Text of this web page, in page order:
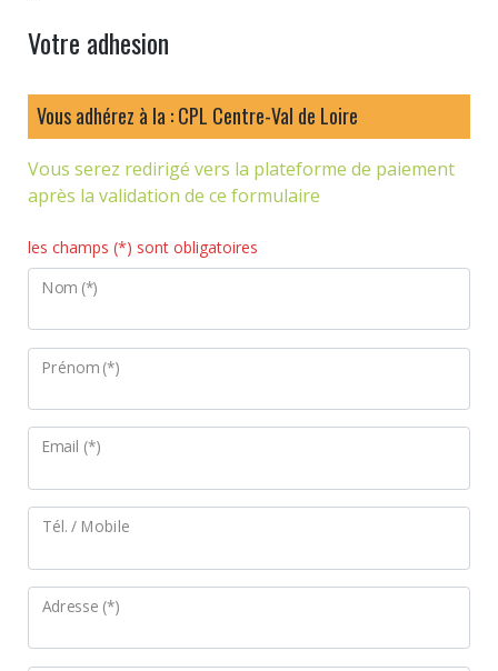
Votre adhesion
Vous adhérez à la : CPL Centre-Val de Loire
Vous serez redirigé vers la plateforme de paiement
après la validation de ce formulaire
les champs (*) sont obligatoires
Nom (*)
Prénom (*)
Email (*)
Tél. / Mobile
Adresse (*)